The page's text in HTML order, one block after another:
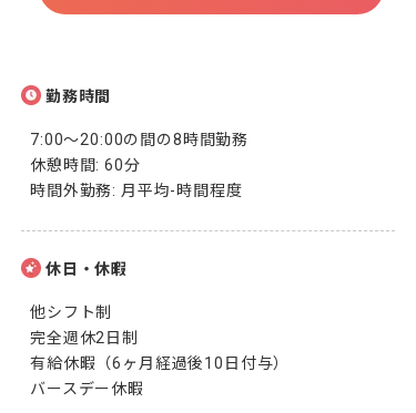
勤務時間
7:00～20:00の間の8時間勤務
休憩時間: 60分
時間外勤務: 月平均-時間程度
休日・休暇
他シフト制
完全週休2日制
有給休暇（6ヶ月経過後10日付与）
バースデー休暇